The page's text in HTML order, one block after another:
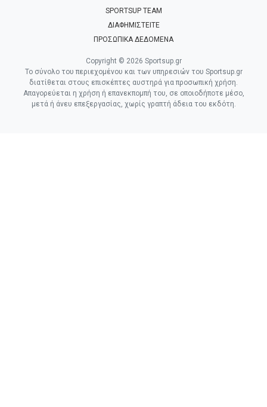
SPORTSUP TEAM
ΔΙΑΦΗΜΙΣΤΕΙΤΕ
ΠΡΟΣΩΠΙΚΑ ΔΕΔΟΜΕΝΑ
Copyright © 2026 Sportsup.gr
Το σύνολο του περιεχομένου και των υπηρεσιών του Sportsup.gr
διατίθεται στους επισκέπτες αυστηρά για προσωπική χρήση.
Απαγορεύεται η χρήση ή επανεκπομπή του, σε οποιοδήποτε μέσο,
μετά ή άνευ επεξεργασίας, χωρίς γραπτή άδεια του εκδότη.